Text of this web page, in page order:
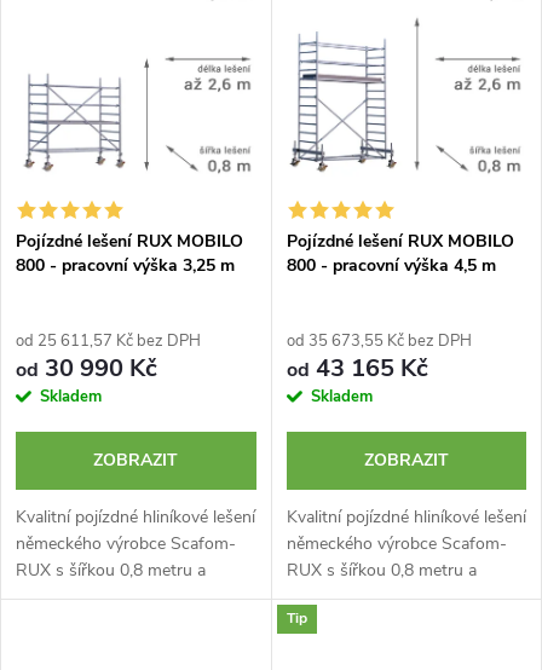
n
p
r
o
d
u
k
t
s
p
r
o
d
k
t
Pojízdné lešení RUX MOBILO
800 - pracovní výška 3,25 m
od 25 611,57 Kč bez DPH
od 30 990 Kč
Skladem
ZOBRAZIT
Kvalitní pojízdné hliníkové lešení
německého výrobce Scafom-
RUX s šířkou 0,8 metru a
výškou 3,25 m. Typ MOBILO
Pojízdné lešení RUX MOBILO
800 - pracovní výška 4,5 m
od 35 673,55 Kč bez DPH
od 43 165 Kč
Skladem
ZOBRAZIT
Kvalitní pojízdné hliníkové lešení
německého výrobce Scafom-
RUX s šířkou 0,8 metru a
výškou 4,5 m. Typ MOBILO 800
je certifikované lešení špičkové
Tip